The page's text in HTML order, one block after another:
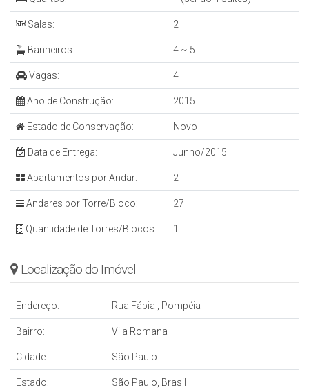
Salas: 2
Banheiros: 4 ~ 5
Vagas: 4
Ano de Construção: 2015
Estado de Conservação: Novo
Data de Entrega: Junho/2015
Apartamentos por Andar: 2
Andares por Torre/Bloco: 27
Quantidade de Torres/Blocos: 1
Localização do Imóvel
Endereço: Rua Fábia , Pompéia
Bairro: Vila Romana
Cidade: São Paulo
Estado: São Paulo, Brasil